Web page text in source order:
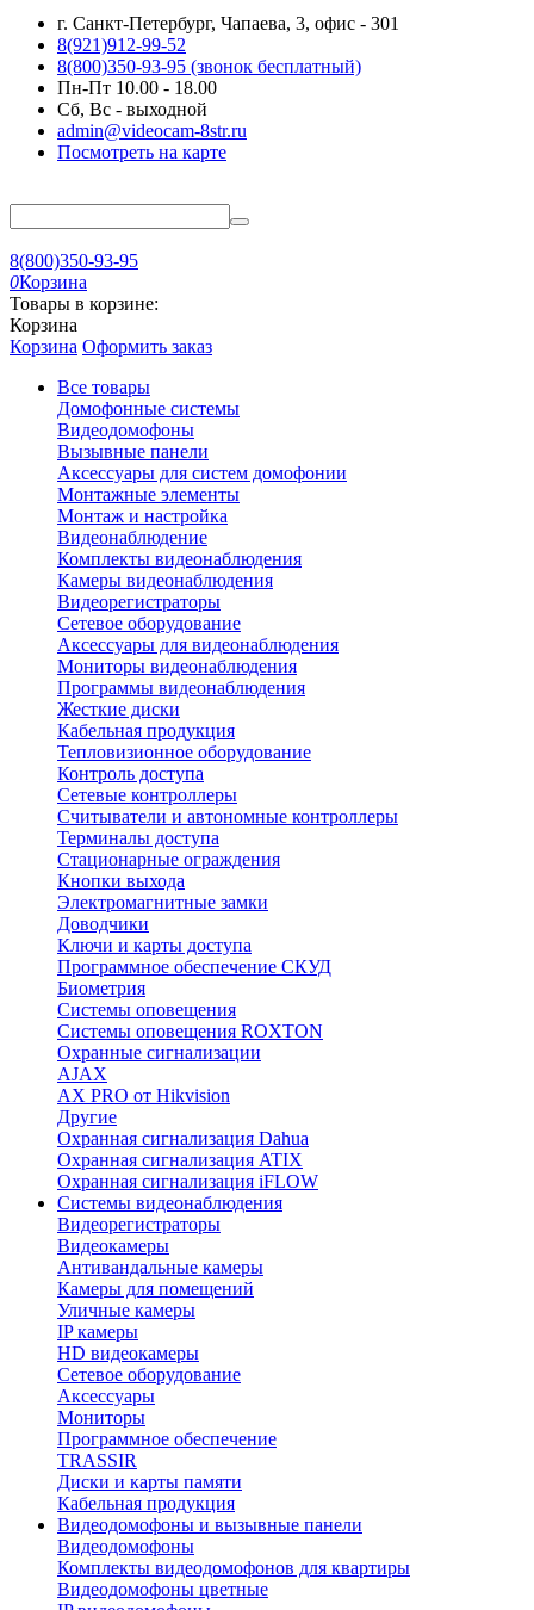
г. Санкт-Петербург, Чапаева, 3, офис - 301
8(921)912-99-52
8(800)350-93-95 (звонок бесплатный)
Пн-Пт 10.00 - 18.00
Сб, Вс - выходной
admin@videocam-8str.ru
Посмотреть на карте
8(800)350-93-95
0Корзина
Товары в корзине:
Корзина
Корзина Оформить заказ
Все товары
Домофонные системы
Видеодомофоны
Вызывные панели
Аксессуары для систем домофонии
Монтажные элементы
Монтаж и настройка
Видеонаблюдение
Комплекты видеонаблюдения
Камеры видеонаблюдения
Видеорегистраторы
Сетевое оборудование
Аксессуары для видеонаблюдения
Мониторы видеонаблюдения
Программы видеонаблюдения
Жесткие диски
Кабельная продукция
Тепловизионное оборудование
Контроль доступа
Сетевые контроллеры
Считыватели и автономные контроллеры
Терминалы доступа
Стационарные ограждения
Кнопки выхода
Электромагнитные замки
Доводчики
Ключи и карты доступа
Программное обеспечение СКУД
Биометрия
Системы оповещения
Системы оповещения ROXTON
Охранные сигнализации
AJAX
AX PRO от Hikvision
Другие
Охранная сигнализация Dahua
Охранная сигнализация ATIX
Охранная сигнализация iFLOW
Системы видеонаблюдения
Видеорегистраторы
Видеокамеры
Антивандальные камеры
Камеры для помещений
Уличные камеры
IP камеры
HD видеокамеры
Сетевое оборудование
Аксессуары
Мониторы
Программное обеспечение
TRASSIR
Диски и карты памяти
Кабельная продукция
Видеодомофоны и вызывные панели
Видеодомофоны
Комплекты видеодомофонов для квартиры
Видеодомофоны цветные